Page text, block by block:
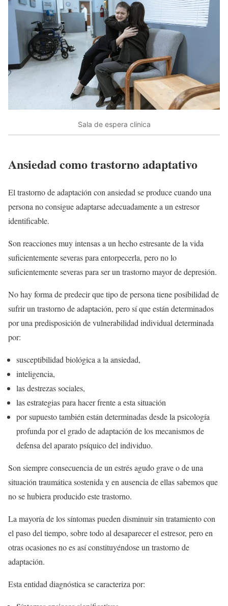
Sala de espera clinica
Ansiedad como trastorno adaptativo
El trastorno de adaptación con ansiedad se produce cuando una
persona no consigue adaptarse adecuadamente a un estresor
identificable.
Son reacciones muy intensas a un hecho estresante de la vida
suficientemente severas para entorpecerla, pero no lo
suficientemente severas para ser un trastorno mayor de depresión.
No hay forma de predecir que tipo de persona tiene posibilidad de
sufrir un trastorno de adaptación, pero sí que están determinados
por una predisposición de vulnerabilidad individual determinada
por:
susceptibilidad biológica a la ansiedad,
inteligencia,
las destrezas sociales,
las estrategias para hacer frente a esta situación
por supuesto también están determinadas desde la psicología
profunda por el grado de adaptación de los mecanismos de
defensa del aparato psíquico del individuo.
Son siempre consecuencia de un estrés agudo grave o de una
situación traumática sostenida y en ausencia de ellas sabemos que
no se hubiera producido este trastorno.
La mayoría de los síntomas pueden disminuir sin tratamiento con
el paso del tiempo, sobre todo al desaparecer el estresor, pero en
otras ocasiones no es así constituyéndose un trastorno de
adaptación.
Esta entidad diagnóstica se caracteriza por: